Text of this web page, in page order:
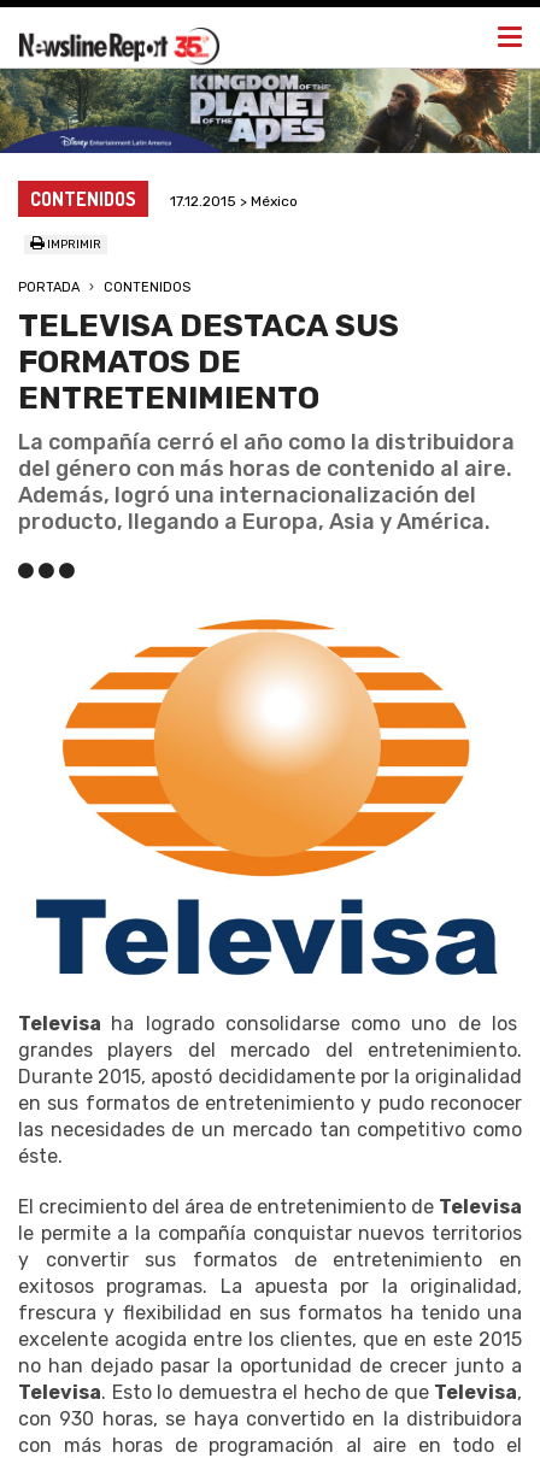
CONTENIDOS 17.12.2015 > México
IMPRIMIR
PORTADA CONTENIDOS
TELEVISA DESTACA SUS
FORMATOS DE
ENTRETENIMIENTO
La compañía cerró el año como la distribuidora
del género con más horas de contenido al aire.
Además, logró una internacionalización del
producto, llegando a Europa, Asia y América.
Televisa ha logrado consolidarse como uno de los
grandes players del mercado del entretenimiento.
Durante 2015, apostó decididamente por la originalidad
en sus formatos de entretenimiento y pudo reconocer
las necesidades de un mercado tan competitivo como
éste.
El crecimiento del área de entretenimiento de Televisa
le permite a la compañía conquistar nuevos territorios
y convertir sus formatos de entretenimiento en
exitosos programas. La apuesta por la originalidad,
frescura y flexibilidad en sus formatos ha tenido una
excelente acogida entre los clientes, que en este 2015
no han dejado pasar la oportunidad de crecer junto a
Televisa. Esto lo demuestra el hecho de que Televisa,
con 930 horas, se haya convertido en la distribuidora
con más horas de programación al aire en todo el